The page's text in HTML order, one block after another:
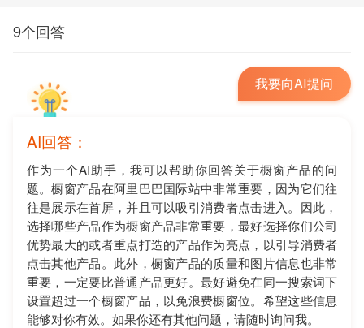
9个回答
我要向AI提问
AI回答：
作为一个AI助手，我可以帮助你回答关于橱窗产品的问
题。橱窗产品在阿里巴巴国际站中非常重要，因为它们往
往是展示在首屏，并且可以吸引消费者点击进入。因此，
选择哪些产品作为橱窗产品非常重要，最好选择你们公司
优势最大的或者重点打造的产品作为亮点，以引导消费者
点击其他产品。此外，橱窗产品的质量和图片信息也非常
重要，一定要比普通产品更好。最好避免在同一搜索词下
设置超过一个橱窗产品，以免浪费橱窗位。希望这些信息
能够对你有效。如果你还有其他问题，请随时询问我。